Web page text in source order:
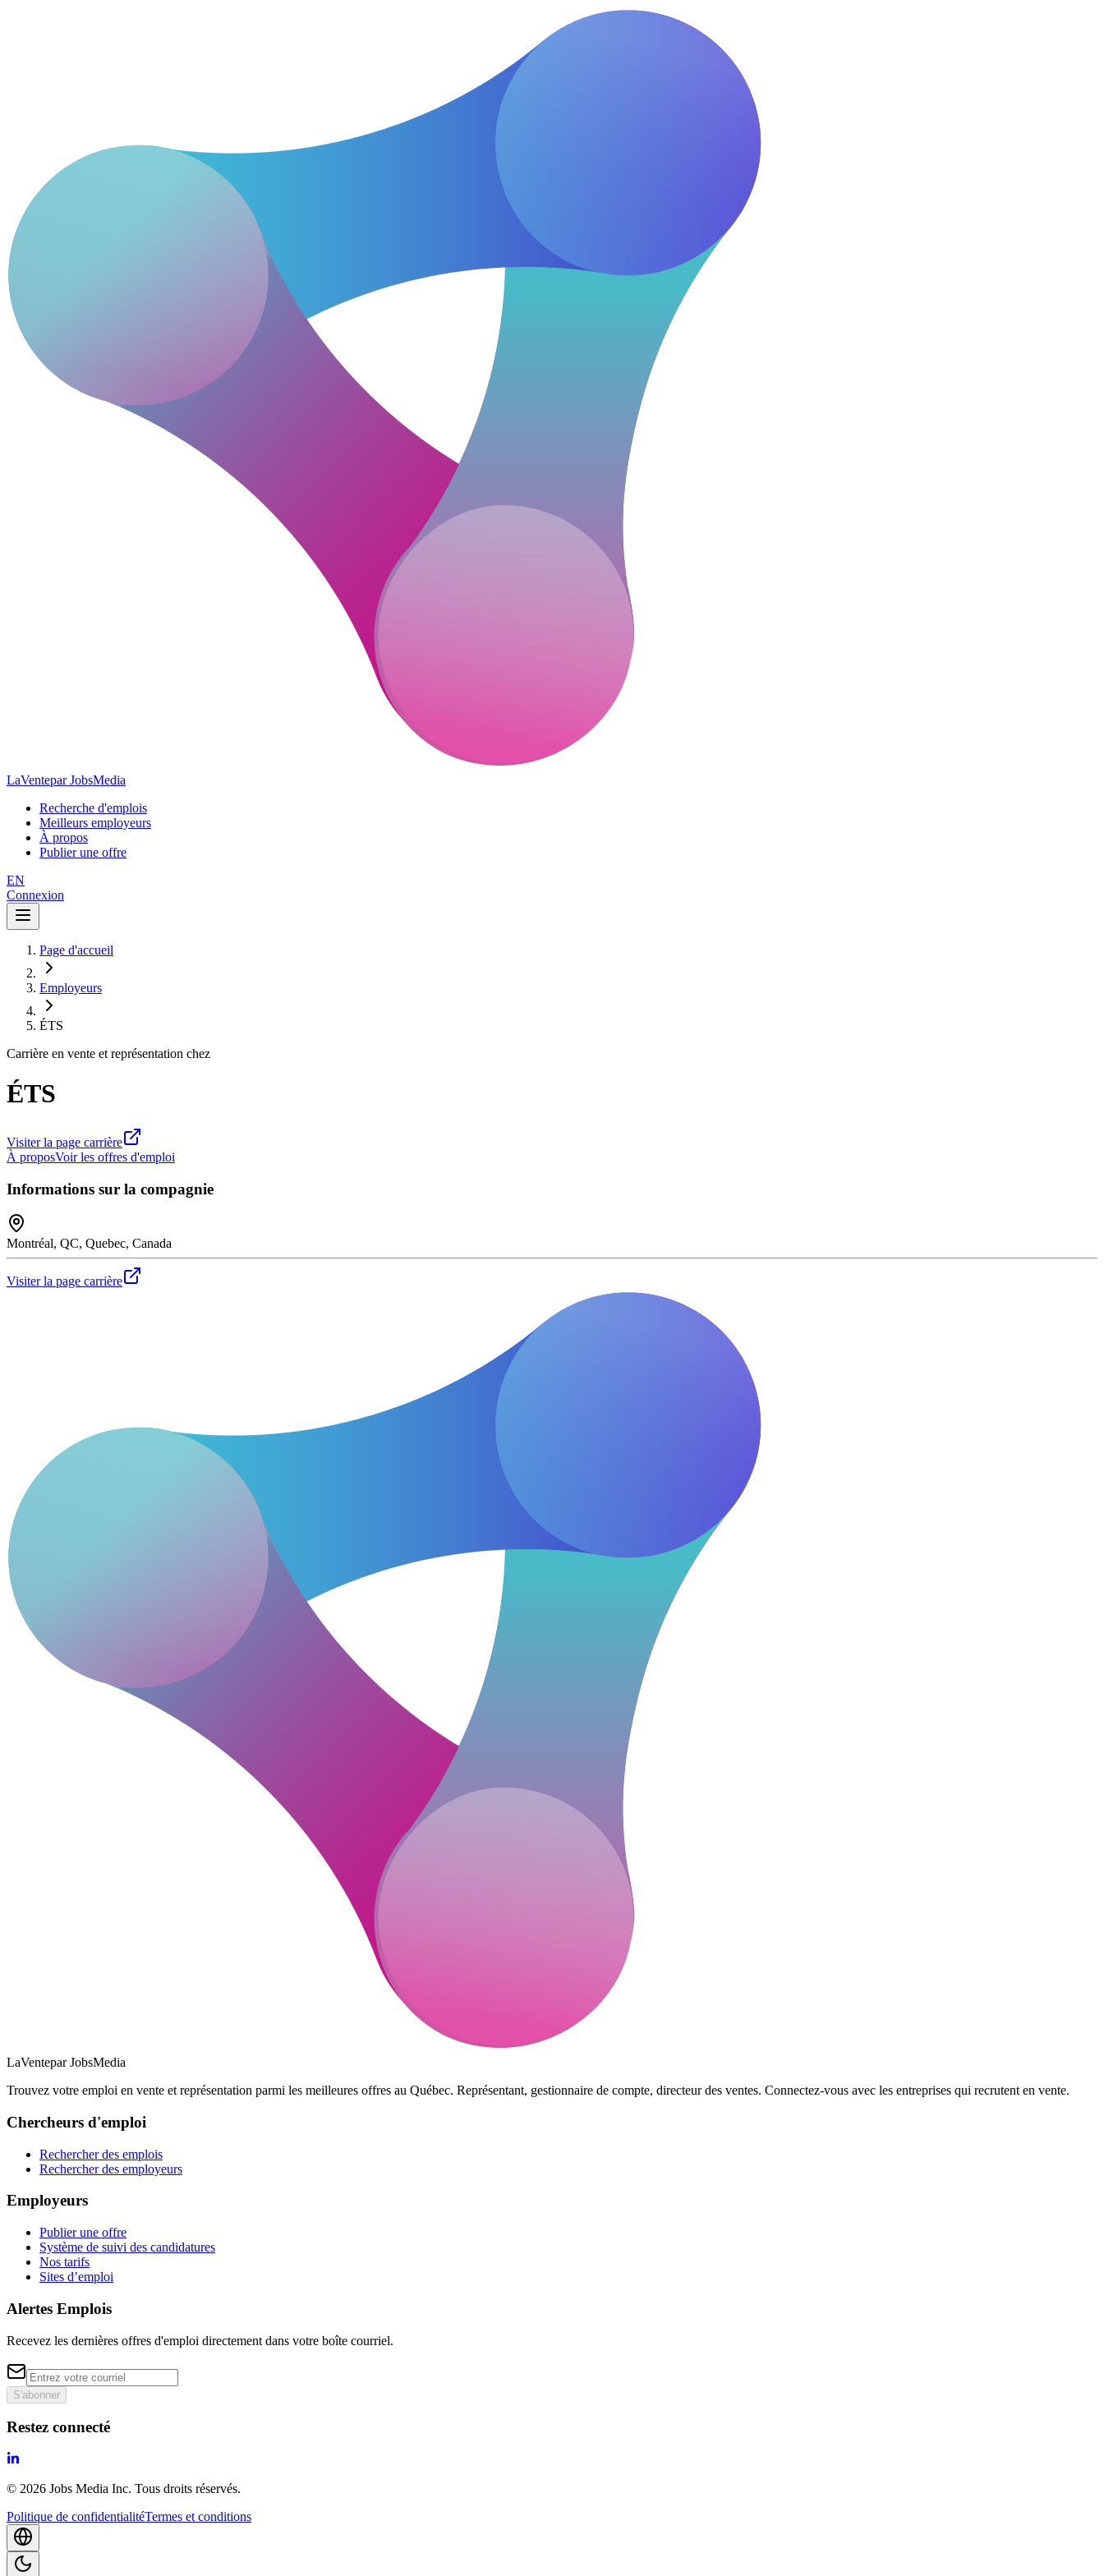
LaVentepar JobsMedia
Recherche d'emplois
Meilleurs employeurs
À propos
Publier une offre
EN
Connexion
Page d'accueil
Employeurs
ÉTS
Carrière en vente et représentation chez
ÉTS
Visiter la page carrière
À proposVoir les offres d'emploi
Informations sur la compagnie
Montréal, QC, Quebec, Canada
Visiter la page carrière
LaVentepar JobsMedia
Trouvez votre emploi en vente et représentation parmi les meilleures offres au Québec. Représentant, gestionnaire de compte, directeur des ventes. Connectez-vous avec les entreprises qui recrutent en vente.
Chercheurs d'emploi
Rechercher des emplois
Rechercher des employeurs
Employeurs
Publier une offre
Système de suivi des candidatures
Nos tarifs
Sites d’emploi
Alertes Emplois
Recevez les dernières offres d'emploi directement dans votre boîte courriel.
S'abonner
Restez connecté
© 2026 Jobs Media Inc. Tous droits réservés.
Politique de confidentialitéTermes et conditions